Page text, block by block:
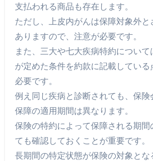
支払われる商品も存在します。
ただし、上皮内がんは保障対象外と
ありますので、注意が必要です。
また、三大や七大疾病特約について
が定めた条件を約款に記載している
必要です。
例え同じ疾病と診断されても、保険
保障の適用期間は異なります。
保険の特約によって保障される期間
ても確認しておくことが重要です。
長期間の特定状態が保険の対象とな